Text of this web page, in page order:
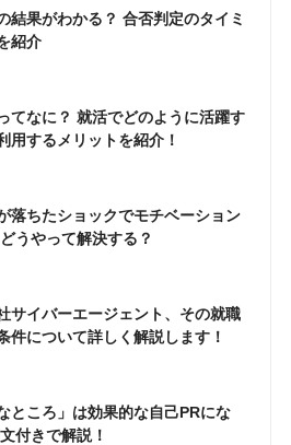
結果がわかる？ 合否判定のタイミ
紹介
てなに？ 就活でどのように活躍す
用するメリットを紹介！
落ちたショックでモチベーション
うやって解決する？
サイバーエージェント、その就職
件について詳しく解説します！
ところ」は効果的な自己PRにな
付きで解説！